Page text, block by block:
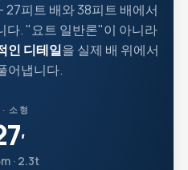
피트 배와 38피트 배에서
다. "요트 일반론"이 아니라
인 디테일을 실제 배 위에서
어냅니다.
소형
′
· 2.3t